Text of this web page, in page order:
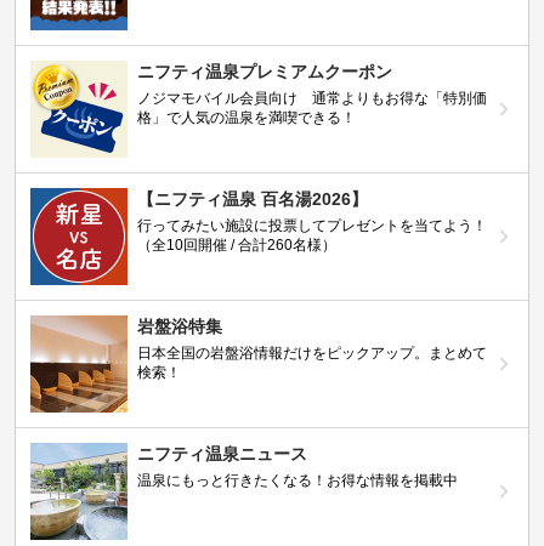
ニフティ温泉プレミアムクーポン
ノジマモバイル会員向け 通常よりもお得な「特別価
格」で人気の温泉を満喫できる！
【ニフティ温泉 百名湯2026】
行ってみたい施設に投票してプレゼントを当てよう！
（全10回開催 / 合計260名様）
岩盤浴特集
日本全国の岩盤浴情報だけをピックアップ。まとめて
検索！
ニフティ温泉ニュース
温泉にもっと行きたくなる！お得な情報を掲載中